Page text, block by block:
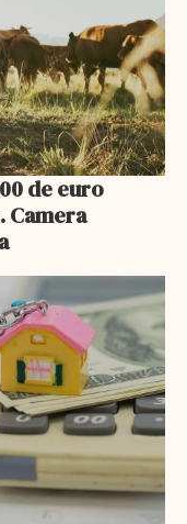
de euro